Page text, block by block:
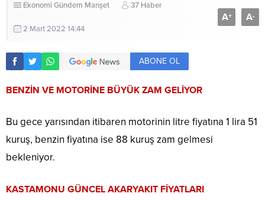
Ekonomi Gündem Manşet 37 Haber
2 Mart 2022 14:44
A+ A-
ABONE OL
BENZİN VE MOTORİNE BÜYÜK ZAM GELİYOR
Bu gece yarısından itibaren motorinin litre fiyatına 1 lira 51
kuruş, benzin fiyatına ise 88 kuruş zam gelmesi
bekleniyor.
KASTAMONU GÜNCEL AKARYAKIT FİYATLARI